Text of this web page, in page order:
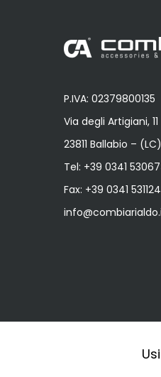
P.IVA: 02379800135
Via degli Artigiani, 11
23811 Ballabio –
Tel: +39 0341
Fax: +39 0341 531124